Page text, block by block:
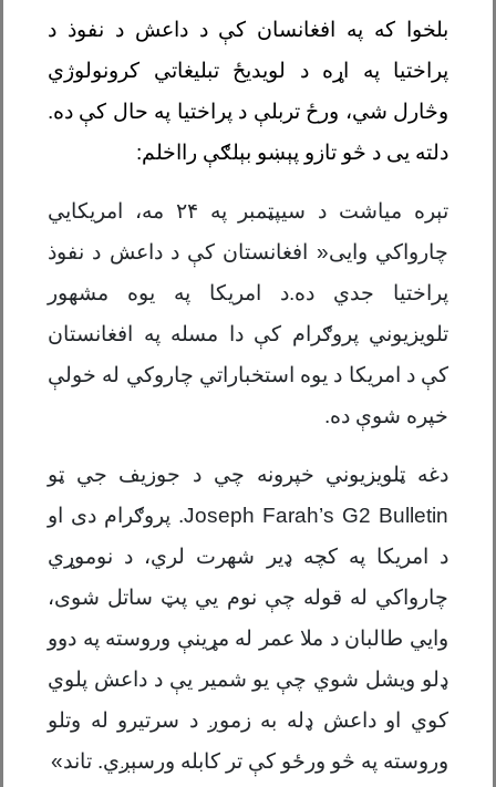
بلخوا که په افغانسان کې د داعش د نفوذ د
پراختیا په اړه د لویديځ تبلیغاتي کرونولوژي
وڅارل شي، ورځ تربلې د پراختیا په حال کې ده.
دلته يی د څو تازو پېښو بېلګې رااخلم:
تېره میاشت د سیپټمبر په ۲۴ مه، ا
مریکايي
چارواکي وايی« افغانستان کې د داعش د نفوذ
پراختیا جدي ده.د امریکا په یوه مشهور
تلویزیوني پروګرام کې دا مسله په افغانستان
کې د امریکا د یوه استخباراتي چاروکي له خولې
خپره شوې ده.
دغه ټلویزیوني خپرونه چي د جوزیف جي ټو
Joseph Farah’s G2 Bulletin. پروګرام دی او
د امریکا په کچه ډیر شهرت لري، د نوموړي
چارواکي له قوله چې نوم یي پټ ساتل شوی،
و ايي طالبان د ملا عمر له مړینې وروسته په دوو
ډلو ویشل شوي چې یو شمیر يې د داعش پلوي
کوي او داعش ډله به زموږ د سرتیرو له وتلو
وروسته په څو ورځو کې تر کابله ورسېږي. تاند»